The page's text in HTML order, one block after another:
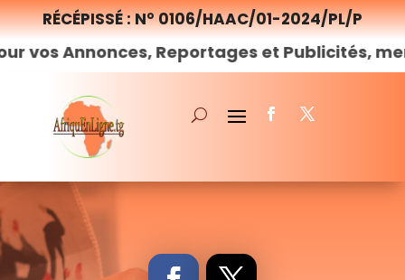
RÉCÉPISSÉ : N° 0106/HAAC/01-2024/PL/P
Reportages et Publicités, merci de